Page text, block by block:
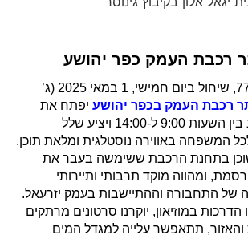
רכבת העמק כפר יהושע
ביום העצמאות ה-77, שיחול ביום חמישי, 1 במאי 2025 (ג’
רכבת העמק בכפר יהושע יפתח את
שעריו לקהל הרחב בין השעות 9:00 ל-14:00 ויציע שלל
לכל המשפחה באווירה נוסטלגית ומלאת תוכן.
בתחנת הרכבת ששימשה בעבר את
ומהווה מוקד תרבותי ותיירותי
של התחבורה וההתיישבות בעמק יזרעאל.
הדרכות במוזיאון, יוקרנו סרטונים מרתקים
תתאפשר עלייה למגדל המים